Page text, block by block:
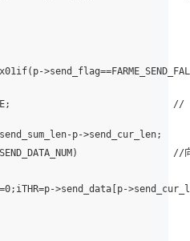
//
p->send_cur_len;
THR=p->send_data[p-